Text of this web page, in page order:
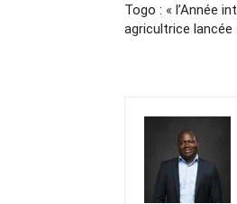
Togo : « l’Année
agricultrice lancée